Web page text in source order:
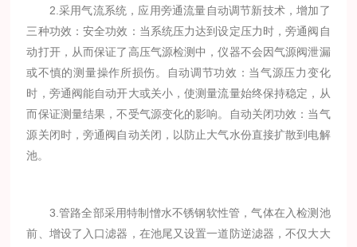
2.采用气流系统，应用旁通流量自动调节新技术，增加了
三种功效：安全功效：当系统压力达到设定压力时，旁通阀自
动打开，从而保证了高压气源检测中，仪器不会因气源阀泄漏
或不慎的测量操作所损伤。自动调节功效：当气源压力变化
时，旁通阀能自动开大或关小，使测量流量始终保持稳定，从
而保证测量结果，不受气源变化的影响。自动关闭功效：当气
源关闭时，旁通阀自动关闭，以防止大气水份直接扩散到电解
池。
3.管路全部采用特制憎水不锈钢软性管，气体在入检测池
前、增设了入口滤器，在池尾又设置一道防逆滤器，不仅大大